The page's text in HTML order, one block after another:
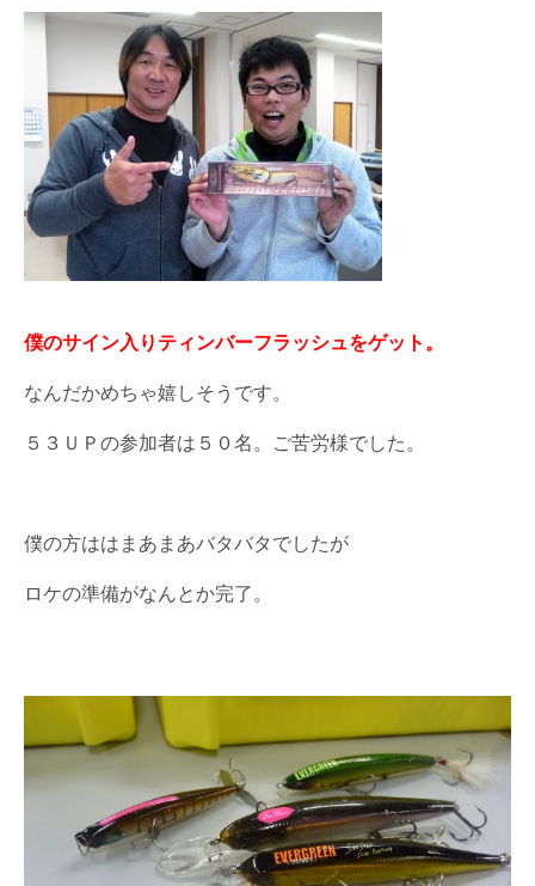
僕のサイン入りティンバーフラッシュをゲット。
なんだかめちゃ嬉しそうです。
５３ＵＰの参加者は５０名。ご苦労様でした。
僕の方ははまあまあバタバタでしたが
ロケの準備がなんとか完了。